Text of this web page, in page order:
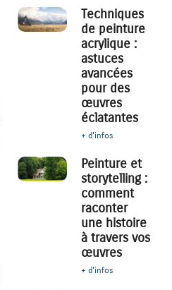
Techniques
de peinture
acrylique :
astuces
avancées
pour des
œuvres
éclatantes
+ d'infos
Peinture et
storytelling :
comment
raconter
une histoire
à travers vos
œuvres
+ d'infos